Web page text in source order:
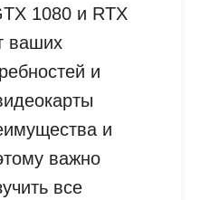
1080 и RTX
ваших
и
и
важно
все